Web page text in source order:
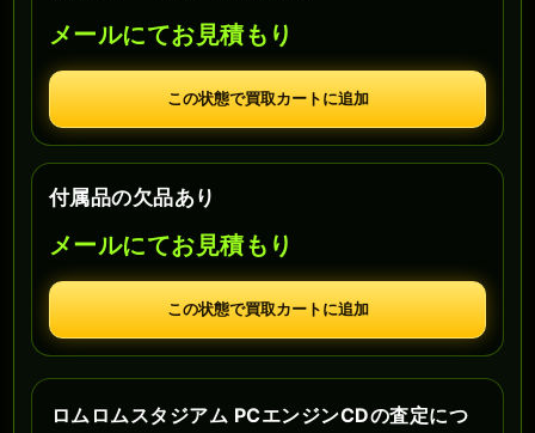
メールにてお見積もり
この状態で買取カートに追加
付属品の欠品あり
メールにてお見積もり
この状態で買取カートに追加
ロムロムスタジアム PCエンジンCDの査定につ